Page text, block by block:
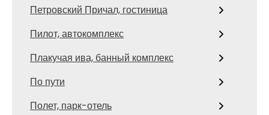
Петровский Причал, гостиница
Пилот, автокомплекс
Плакучая ива, банный комплекс
По пути
Полет, парк-отель